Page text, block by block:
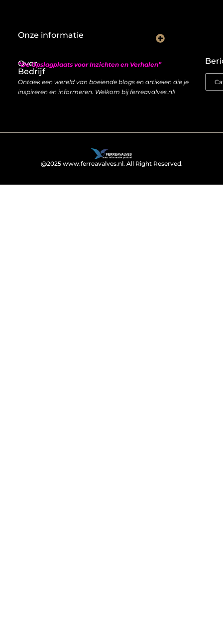
Over
Bedrijf
“De Opslagplaats voor Inzichten en Verhalen”
Ontdek een wereld van boeiende blogs en artikelen die je
inspireren en informeren. Welkom bij ferreavalves.nl!
Onze informatie
@2025 www.ferreavalves.nl. All Right Reserved.